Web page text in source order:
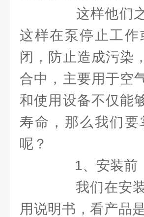
这样他们之
这样在泵停止工
闭，防止造成污染
合中，主要用于空
和使用设备不仅能
寿命，那么我们
呢？
1、安装前
我们在安装
用说明书，看产品